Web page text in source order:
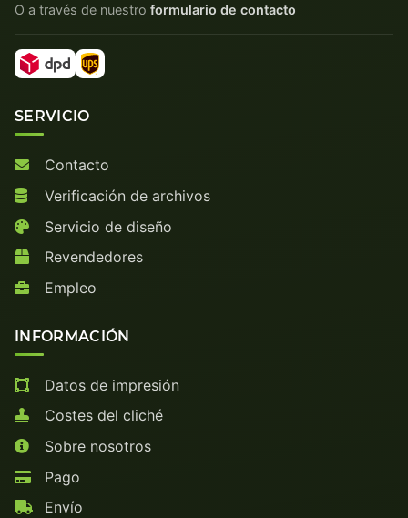
O a través de nuestro formulario de contacto
SERVICIO
Contacto
Verificación de archivos
Servicio de diseño
Revendedores
Empleo
INFORMACIÓN
Datos de impresión
Costes del cliché
Sobre nosotros
Pago
Envío